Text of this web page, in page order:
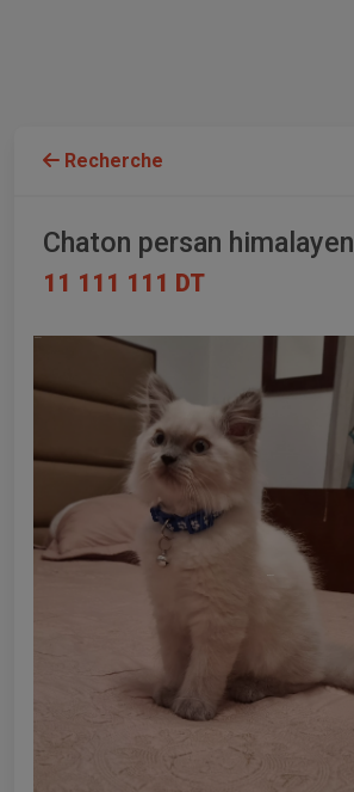
Recherche
Chaton persan himalayen
11 111 111 DT